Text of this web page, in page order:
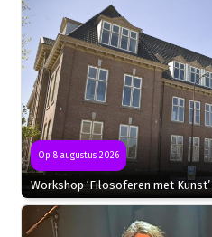
Op 8 augustus 2026
Workshop ‘Filosoferen met